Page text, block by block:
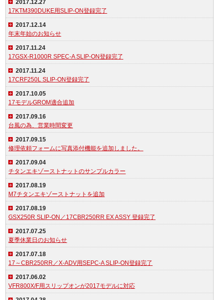
2017.12.27
17KTM390DUKE用SLIP-ON登録完了
2017.12.14
年末年始のお知らせ
2017.11.24
17GSX-R1000R SPEC-A SLIP-ON登録完了
2017.11.24
17CRF250L SLIP-ON登録完了
2017.10.05
17モデルGROM適合追加
2017.09.16
台風の為、営業時間変更
2017.09.15
修理依頼フォームに写真添付機能を追加しました。
2017.09.04
チタンエキゾーストナットのサンプルカラー
2017.08.19
M7チタンエキゾーストナットを追加
2017.08.19
GSX250R SLIP-ON／17CBR250RR EX ASSY 登録完了
2017.07.25
夏季休業日のお知らせ
2017.07.18
17～CBR250RR／X-ADV用SEPC-A SLIP-ON登録完了
2017.06.02
VFR800X/F用スリップオンが2017モデルに対応